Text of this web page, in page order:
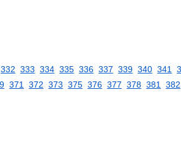
332 333 334 335 336 337 339 340 341
371 372 373 375 376 377 378 381 382